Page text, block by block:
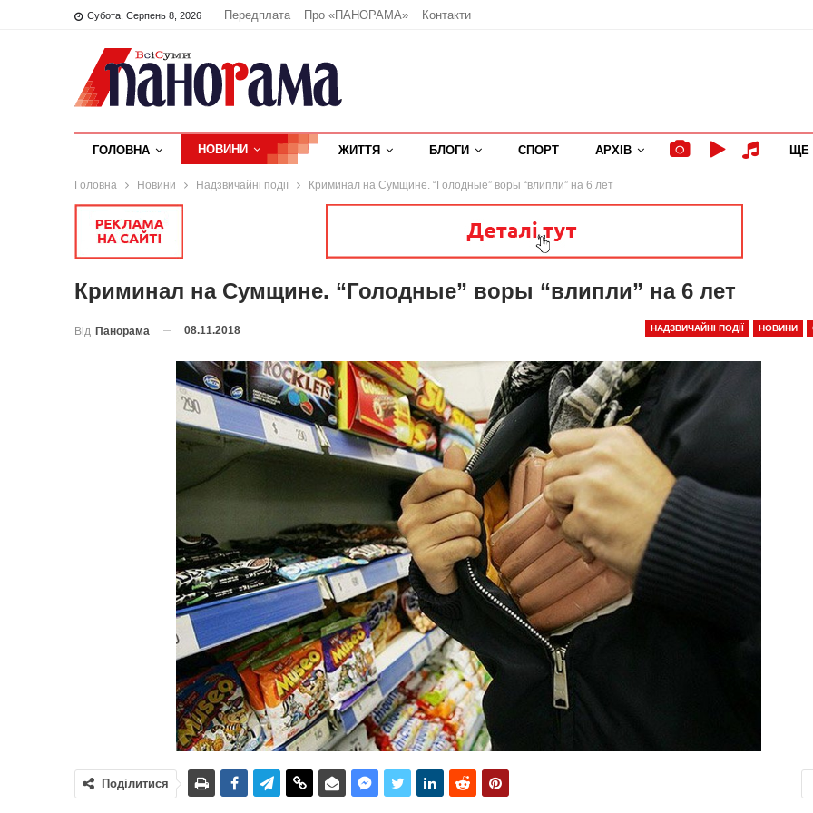
Субота, Серпень 8, 2026 Передплата Про «ПАНОРАМА» Контакти
ГОЛОВНА НОВИНИ ЖИТТЯ БЛОГИ СПОРТ АРХІВ ЩЕ
Головна Новини Надзвичайні події Криминал на Сумщине. “Голодные” воры “влипли” на 6 лет
Криминал на Сумщине. “Голодные” воры “влипли” на 6 лет
НАДЗВИЧАЙНІ ПОДІЇ НОВИНИ
Від Панорама 08.11.2018
Поділитися